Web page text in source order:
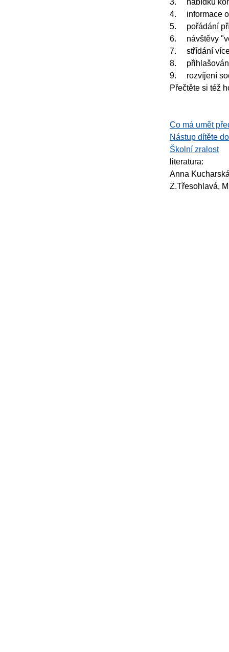
3.
nabídku
4.
informace
5.
pořádání
6.
návštěvy
7.
střídání
8.
9.
rozvíjení
Přečtěte si též
Co má umět
Nástup dítěte
Školní zralost
literatura:
Anna
Z.Třesohlavá,